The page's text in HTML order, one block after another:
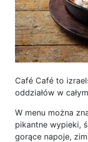
Café Café to
oddziałów w
W menu można
pikantne wypieki,
gorące napoje,